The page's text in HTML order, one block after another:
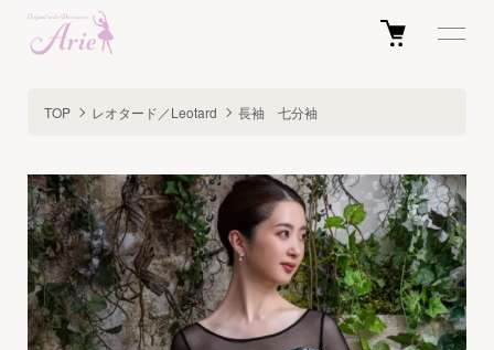
TOP レオタード／Leotard 長袖 七分袖